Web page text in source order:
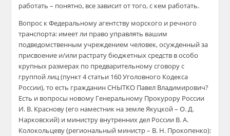
работать – понятно, все зависит от того, с кем работать.
Вопрос к Федеральному агентству морского и речного
транспорта: имеет ли право управлять вашим
подведомственным учреждением человек, осужденный за
присвоение и/или растрату бюджетных средств в особо
крупных размерах по предварительному сговору с
группой лиц (пункт 4 статьи 160 Уголовного Кодекса
России), то есть гражданин СНЫТКО Павел Владимирович?
Есть и вопросы новому Генеральному Прокурору России
И. В. Краснову (его наместник на земле Якуцкой – О. Д.
Нарковский) и министру внутренних дел России В. А.
Колокольцеву (региональный министр – В. Н. Прокопенко):